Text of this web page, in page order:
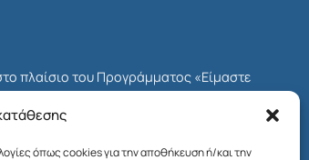
όπως cookies για την αποθήκευση ή/και την
πλαίσιο του Προγράμματος «Είμαστε
του ΕΟΧ για την Ελλάδα, γνωστού ως
το Ίδρυμα Μποδοσάκη.
μας και η ενίσχυση της κοινωνικής